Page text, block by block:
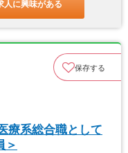
人に興味がある
保存する
療系総合職として
＞